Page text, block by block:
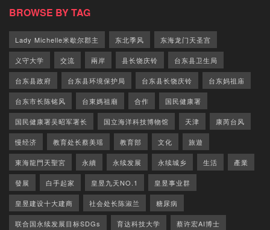
BROWSE BY TAG
Lady Michelle米歇尔郡主 东北季风 东海龙门天圣宫
义守大学 交流 兩岸 县长饶庆铃 台东县卫生局
台东县政府 台东县环境保护局 台东县长饶庆铃 台东妈祖庙
台东市长陈铭风 台東媽祖廟 合作 国民健康署
国民健康署吴昭军署长 国立海洋科技博物馆 天津 康芮台风
慢经济 教育处长蔡美瑶 教育部 文化 旅遊
東海龍門天聖宮 永續 永续发展 永续城乡 生活 產業
發展 白手起家 皇昱九天NO.1 皇昱事业群
皇昱建设十大建商 社会处长陈淑兰 糖尿病
联合国永续发展目标SDGs 育达科技大学 蔡许宏AI博士